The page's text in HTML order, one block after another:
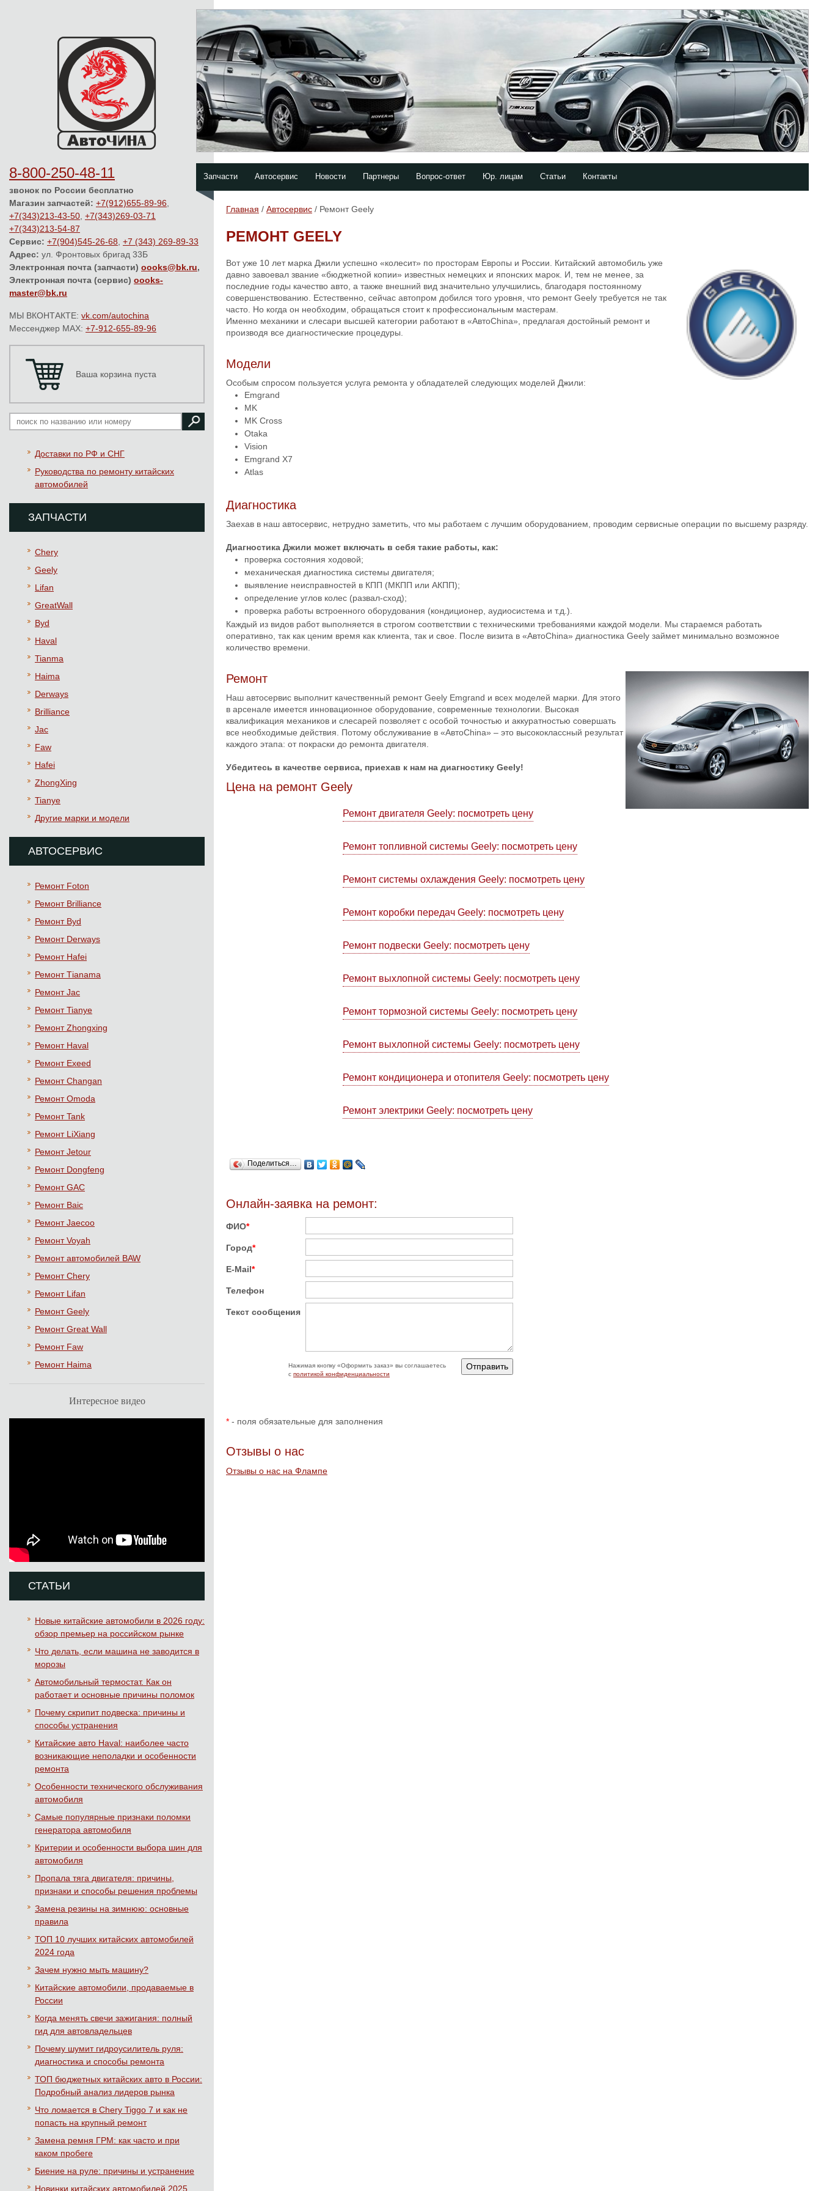
8-800-250-48-11
звонок по России бесплатно
Магазин запчастей: +7(912)655-89-96
+7(343)213-43-50 +7(343)269-03-71
+7(343)213-54-87
Сервис: +7(904)545-26-68 +7 (343) 269-89-33
Адрес: ул. Фронтовых бригад 33Б
Электронная почта (запчасти) oooks@bk.ru,
Электронная почта (сервис) oooks-
master@bk.ru
МЫ ВКОНТАКТЕ: vk.com/autochina
Мессенджер MAX: +7-912-655-89-96
Ваша корзина пуста
Доставки по РФ и СНГ
Руководства по ремонту китайских
автомобилей
ЗАПЧАСТИ
Chery
Geely
Lifan
GreatWall
Byd
Haval
Tianma
Haima
Derways
Brilliance
Jac
Faw
Hafei
ZhongXing
Tianye
Другие марки и модели
АВТОСЕРВИС
Ремонт Foton
Ремонт Brilliance
Ремонт Byd
Ремонт Derways
Ремонт Hafei
Ремонт Тianama
Ремонт Jac
Ремонт Tianye
Ремонт Zhongxing
Ремонт Haval
Ремонт Exeed
Ремонт Changan
Ремонт Omoda
Ремонт Tank
Ремонт LiXiang
Ремонт Jetour
Ремонт Dongfeng
Ремонт GAC
Ремонт Baic
Ремонт Jaecoo
Ремонт Voyah
Ремонт автомобилей BAW
Ремонт Chery
Ремонт Lifan
Ремонт Geely
Ремонт Great Wall
Ремонт Faw
Ремонт Haima
Интересное видео
СТАТЬИ
Новые китайские автомобили в 2026 году:
обзор премьер на российском рынке
Что делать, если машина не заводится в
морозы
Автомобильный термостат. Как он
работает и основные причины поломок
Почему скрипит подвеска: причины и
способы устранения
Китайские авто Haval: наиболее часто
возникающие неполадки и особенности
ремонта
Особенности технического обслуживания
автомобиля
Самые популярные признаки поломки
генератора автомобиля
Критерии и особенности выбора шин для
автомобиля
Пропала тяга двигателя: причины,
признаки и способы решения проблемы
Замена резины на зимнюю: основные
правила
ТОП 10 лучших китайских автомобилей
2024 года
Зачем нужно мыть машину?
Китайские автомобили, продаваемые в
России
Когда менять свечи зажигания: полный
гид для автовладельцев
Почему шумит гидроусилитель руля:
диагностика и способы ремонта
ТОП бюджетных китайских авто в России:
Подробный анализ лидеров рынка
Что ломается в Chery Tiggo 7 и как не
попасть на крупный ремонт
Замена ремня ГРМ: как часто и при
каком пробеге
Биение на руле: причины и устранение
Новинки китайских автомобилей 2025
Запчасти Автосервис Новости Партнеры Вопрос-ответ Юр. лицам Статьи Контакты
Главная / Автосервис / Ремонт Geely
РЕМОНТ GEELY
Вот уже 10 лет марка Джили успешно «колесит» по просторам Европы и России. Китайский автомобиль уже
давно завоевал звание «бюджетной копии» известных немецких и японских марок. И, тем не менее, за
последние годы качество авто, а также внешний вид значительно улучшились, благодаря постоянному
совершенствованию. Естественно, сейчас автопром добился того уровня, что ремонт Geely требуется не так
часто. Но когда он необходим, обращаться стоит к профессиональным мастерам.
Именно механики и слесари высшей категории работают в «АвтоChina», предлагая достойный ремонт и
производя все диагностические процедуры.
Модели
Особым спросом пользуется услуга ремонта у обладателей следующих моделей Джили:
Emgrand
MK
MK Cross
Otaka
Vision
Emgrand X7
Atlas
Диагностика
Заехав в наш автосервис, нетрудно заметить, что мы работаем с лучшим оборудованием, проводим сервисные операции по высшему разряду.
Диагностика Джили может включать в себя такие работы, как:
проверка состояния ходовой;
механическая диагностика системы двигателя;
выявление неисправностей в КПП (МКПП или АКПП);
определение углов колес (развал-сход);
проверка работы встроенного оборудования (кондиционер, аудиосистема и т.д.).
Каждый из видов работ выполняется в строгом соответствии с техническими требованиями каждой модели. Мы стараемся работать
оперативно, так как ценим время как клиента, так и свое. После визита в «АвтоChina» диагностика Geely займет минимально возможное
количество времени.
Ремонт
Наш автосервис выполнит качественный ремонт Geely Emgrand и всех моделей марки. Для этого
в арсенале имеется инновационное оборудование, современные технологии. Высокая
квалификация механиков и слесарей позволяет с особой точностью и аккуратностью совершать
все необходимые действия. Потому обслуживание в «АвтоChina» – это высококлассный результат
каждого этапа: от покраски до ремонта двигателя.
Убедитесь в качестве сервиса, приехав к нам на диагностику Geely!
Цена на ремонт Geely
Ремонт двигателя Geely: посмотреть цену
Ремонт топливной системы Geely: посмотреть цену
Ремонт системы охлаждения Geely: посмотреть цену
Ремонт коробки передач Geely: посмотреть цену
Ремонт подвески Geely: посмотреть цену
Ремонт выхлопной системы Geely: посмотреть цену
Ремонт тормозной системы Geely: посмотреть цену
Ремонт выхлопной системы Geely: посмотреть цену
Ремонт кондиционера и отопителя Geely: посмотреть цену
Ремонт электрики Geely: посмотреть цену
Поделиться…
Онлайн-заявка на ремонт:
ФИО*
Город*
E-Mail*
Телефон
Текст сообщения
Нажимая кнопку «‎Оформить заказ» вы соглашаетесь
с политикой конфиденциальности
* - поля обязательные для заполнения
Отзывы о нас
Отзывы о нас на Флампе